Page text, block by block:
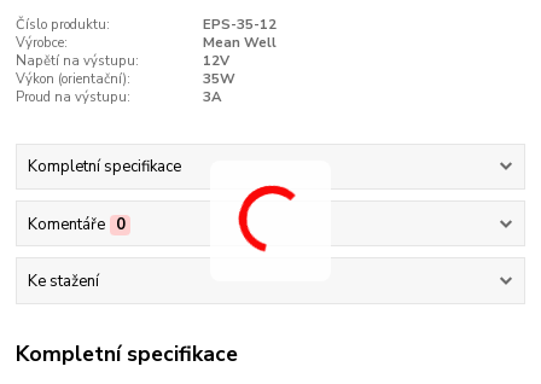
Číslo produktu:
EPS-35-12
Výrobce:
Mean Well
Napětí na výstupu:
12V
Výkon (orientační­):
35W
Proud na výstupu:
3A
Kompletní specifikace
Komentáře 0
Ke stažení
Kompletní specifikace